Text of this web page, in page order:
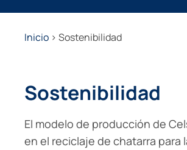
Inicio > Sostenibilidad
Sostenibilidad
El modelo de producción de
en el reciclaje de chatarra para